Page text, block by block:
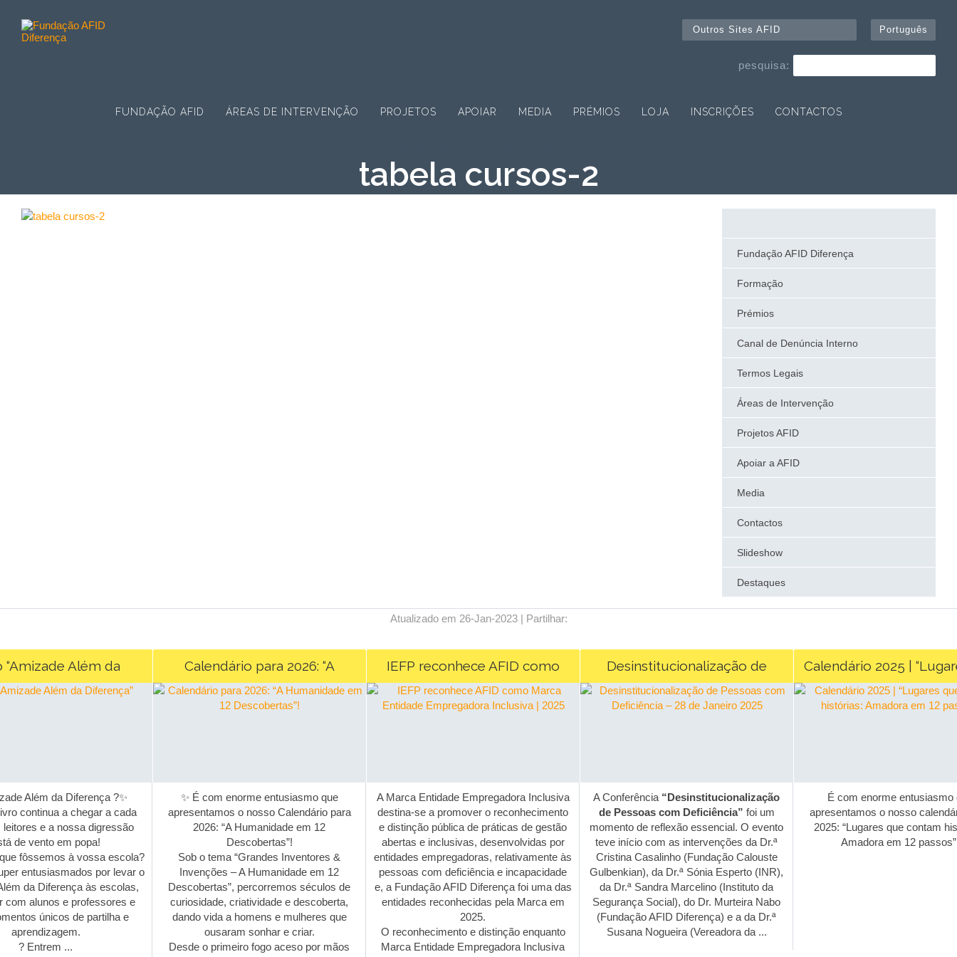
Português
Outros Sites AFID
pesquisa:
FUNDAÇÃO AFID ÁREAS DE INTERVENÇÃO PROJETOS APOIAR MEDIA PRÉMIOS LOJA INSCRIÇÕES CONTACTOS
tabela cursos-2
Fundação AFID Diferença
Formação
Prémios
Canal de Denúncia Interno
Termos Legais
Áreas de Intervenção
Projetos AFID
Apoiar a AFID
Media
Contactos
Slideshow
Destaques
Atualizado em 26-Jan-2023 | Partilhar:
Além da
Diferença”
Além da Diferença ?✨
continua a chegar a cada
e a nossa digressão
de vento em popa!
fôssemos à vossa escola?
entusiasmados por levar o
da Diferença às escolas,
alunos e professores e
únicos de partilha e
aprendizagem.
? Entrem ...
Calendário para 2026: “A
Humanidade em 12 Descobertas”!
✨ É com enorme entusiasmo que
apresentamos o nosso Calendário para
2026: “A Humanidade em 12
Descobertas”!
Sob o tema “Grandes Inventores &
Invenções – A Humanidade em 12
Descobertas”, percorremos séculos de
curiosidade, criatividade e descoberta,
dando vida a homens e mulheres que
ousaram sonhar e criar.
Desde o primeiro fogo aceso por mãos
IEFP reconhece AFID como
Marca Entidade Empregadora
A Marca Entidade Empregadora Inclusiva
destina-se a promover o reconhecimento
e distinção pública de práticas de gestão
abertas e inclusivas, desenvolvidas por
entidades empregadoras, relativamente às
pessoas com deficiência e incapacidade
e, a Fundação AFID Diferença foi uma das
entidades reconhecidas pela Marca em
2025.
O reconhecimento e distinção enquanto
Marca Entidade Empregadora Inclusiva
Desinstitucionalização de
Pessoas com Deficiência – 28 de
A Conferência“Desinstitucionalização
de Pessoas com Deficiência”foi um
momento de reflexão essencial. O evento
teve início com as intervenções da Dr.ª
Cristina Casalinho (Fundação Calouste
Gulbenkian), da Dr.ª Sónia Esperto (INR),
da Dr.ª Sandra Marcelino (Instituto da
Segurança Social), do Dr. Murteira Nabo
(Fundação AFID Diferença) e a da Dr.ª
Susana Nogueira (Vereadora da ...
Calendário 2025 |
contam histórias:
É com enorme entusiasmo
apresentamos o nosso
2025: “Lugares que contam
Amadora em 12 passos”!